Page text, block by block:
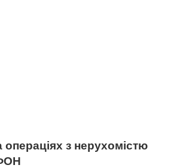
з нерухомістю